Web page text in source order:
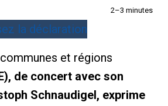
2–3 minutes
la déclaration
et régions
de concert avec son
Schnaudigel, exprime